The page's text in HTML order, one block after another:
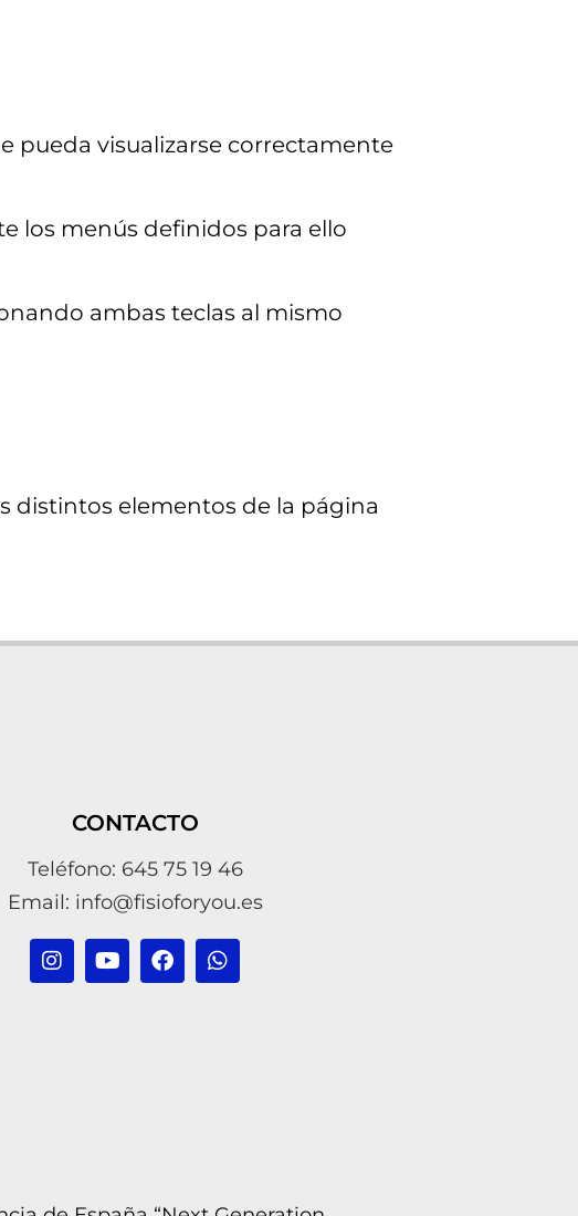
pueda visualizarse correctamente
los menús definidos para ello
ambas teclas al mismo
distintos elementos de la página
CONTACTO
Teléfono: 645 75 19 46
Email: info@fisioforyou.es